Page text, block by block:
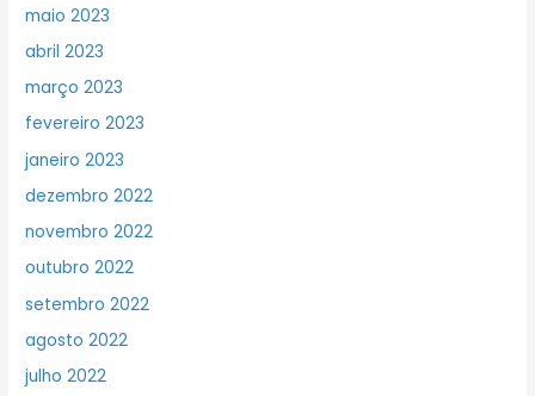
maio 2023
abril 2023
março 2023
fevereiro 2023
janeiro 2023
dezembro 2022
novembro 2022
outubro 2022
setembro 2022
agosto 2022
julho 2022